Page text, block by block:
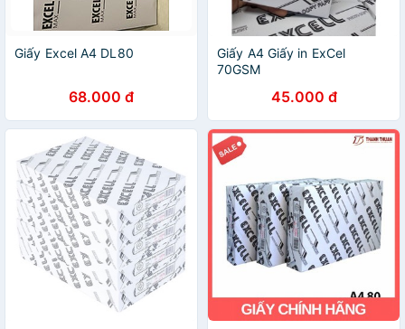
Giấy Excel A4 DL80
68.000 đ
Giấy A4 Giấy in ExCel
70GSM
45.000 đ